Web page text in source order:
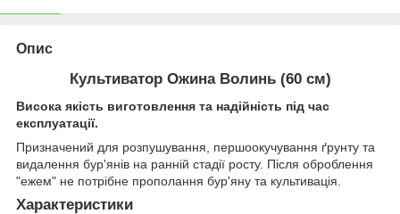
Опис
Культиватор Ожина Волинь (60 см)
Висока якість виготовлення та надійність під час
експлуатації.
Призначений для розпушування, першоокучування ґрунту та
видалення бур'янів на ранній стадії росту. Після оброблення
"ежем" не потрібне прополання бур'яну та культивація.
Характеристики